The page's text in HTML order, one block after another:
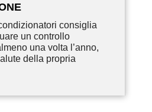
consiglia
un controllo
una volta l’anno,
della propria